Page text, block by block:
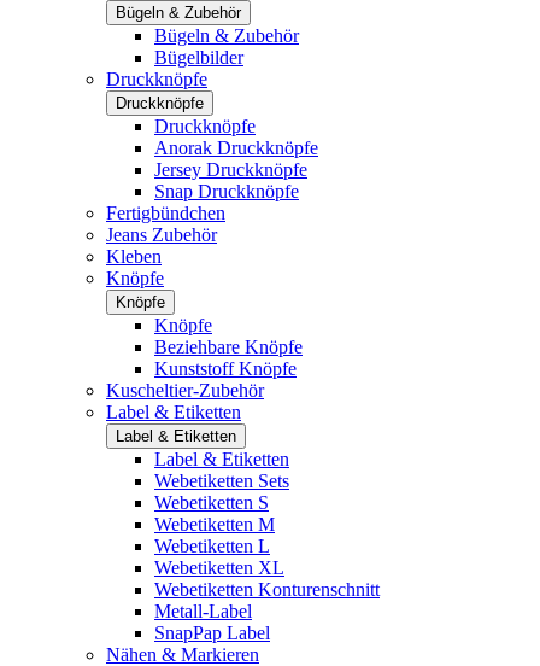
Bügeln & Zubehör
Bügeln & Zubehör
Bügelbilder
Druckknöpfe
Druckknöpfe
Druckknöpfe
Anorak Druckknöpfe
Jersey Druckknöpfe
Snap Druckknöpfe
Fertigbündchen
Jeans Zubehör
Kleben
Knöpfe
Knöpfe
Knöpfe
Beziehbare Knöpfe
Kunststoff Knöpfe
Kuscheltier-Zubehör
Label & Etiketten
Label & Etiketten
Label & Etiketten
Webetiketten Sets
Webetiketten S
Webetiketten M
Webetiketten L
Webetiketten XL
Webetiketten Konturenschnitt
Metall-Label
SnapPap Label
Nähen & Markieren